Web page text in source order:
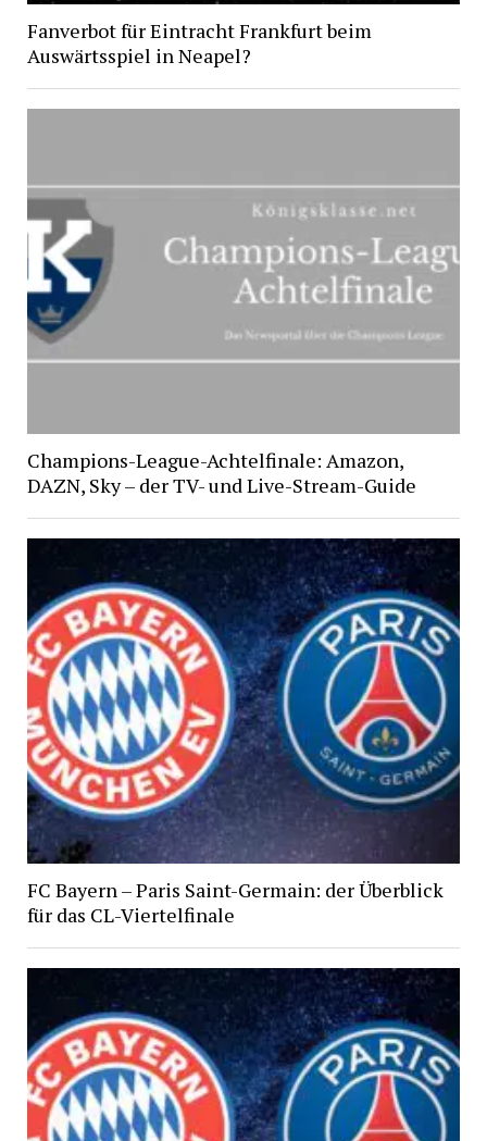
Fanverbot für Eintracht Frankfurt beim
Auswärtsspiel in Neapel?
Champions-League-Achtelfinale: Amazon,
DAZN, Sky – der TV- und Live-Stream-Guide
FC Bayern – Paris Saint-Germain: der Überblick
für das CL-Viertelfinale